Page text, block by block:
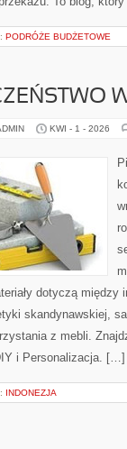
PODRÓŻE BUDŻETOWE
KWI - 1 - 2026
dotyczą
skandynawskiej,
z mebli.
i Personalizacja. […]
INDONEZJA